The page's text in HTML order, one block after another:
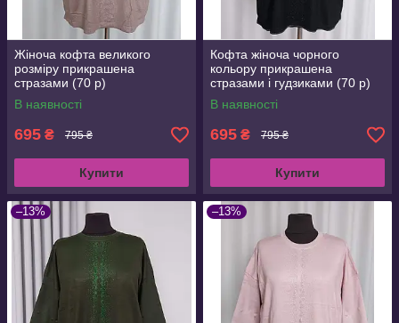
Жіноча кофта великого
розміру прикрашена
стразами (70 р)
В наявності
695 ₴ 795 ₴
Купити
Кофта жіноча чорного
кольору прикрашена
стразами і гудзиками (70 р)
В наявності
695 ₴ 795 ₴
Купити
–13% –13%